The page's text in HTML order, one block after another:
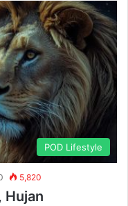
POD Lifestyle
5,820
Hujan